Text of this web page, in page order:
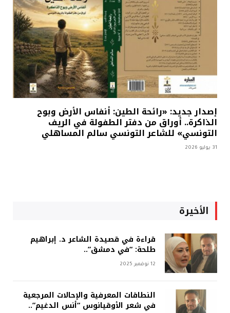
إصدار جديد: «رائحة الطين: أنفاس الأرض وبوح
الذاكرة.. أوراق من دفتر الطفولة في الريف
التونسي» للشاعر التونسي سالم المساهلي
31 يوليو 2026
الأخيرة
قراءة في قصيدة الشاعر د. إبراهيم
طلحة: “في دمشق”..
12 نوفمبر 2025
النطاقات المعرفية والإحالات المرجعية
في شعر الأوقيانوس “أنس الدغيم”..